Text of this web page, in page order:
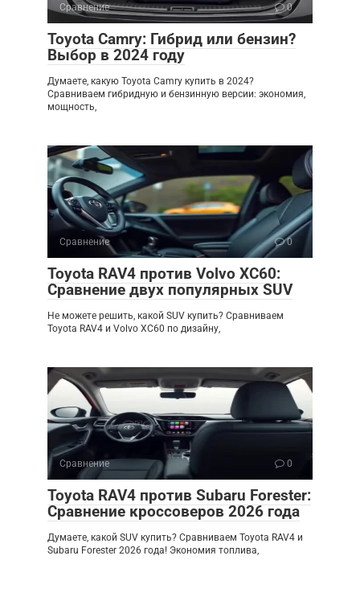
Сравнение 0
Toyota Camry: Гибрид или бензин?
Выбор в 2024 году
Думаете, какую Toyota Camry купить в 2024?
Сравниваем гибридную и бензинную версии: экономия,
мощность,
Сравнение 0
Toyota RAV4 против Volvo XC60:
Сравнение двух популярных SUV
Не можете решить, какой SUV купить? Сравниваем
Toyota RAV4 и Volvo XC60 по дизайну,
Сравнение 0
Toyota RAV4 против Subaru Forester:
Сравнение кроссоверов 2026 года
Думаете, какой SUV купить? Сравниваем Toyota RAV4 и
Subaru Forester 2026 года! Экономия топлива,